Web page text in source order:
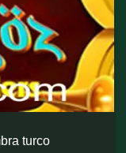
turco